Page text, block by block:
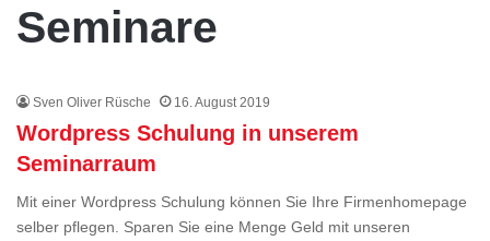
Seminare
Sven Oliver Rüsche 16. August 2019
Wordpress Schulung in unserem
Seminarraum
Mit einer Wordpress Schulung können Sie Ihre Firmenhomepage
selber pflegen. Sparen Sie eine Menge Geld mit unseren